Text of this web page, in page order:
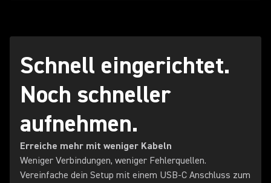
Schnell eingerichtet.
Noch schneller
aufnehmen.
Erreiche mehr mit weniger Kabeln
Weniger Verbindungen, weniger Fehlerquellen.
Vereinfache dein Setup mit einem USB-C Anschluss zum